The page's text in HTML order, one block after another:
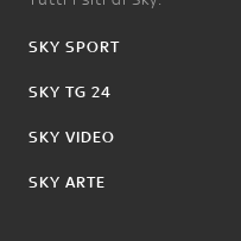
SKY SPORT
SKY TG 24
SKY VIDEO
SKY ARTE